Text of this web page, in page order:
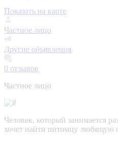
Показать на карте
Частное лицо
Другие объявления
0 отзывов
Частное лицо
Человек, который занимается
хочет найти питомцу любящую